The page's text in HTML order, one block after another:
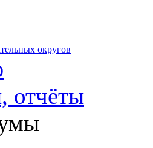
округов
отчёты